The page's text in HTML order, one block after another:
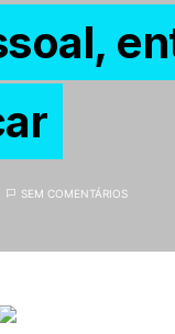
SEM COMENTÁRIOS